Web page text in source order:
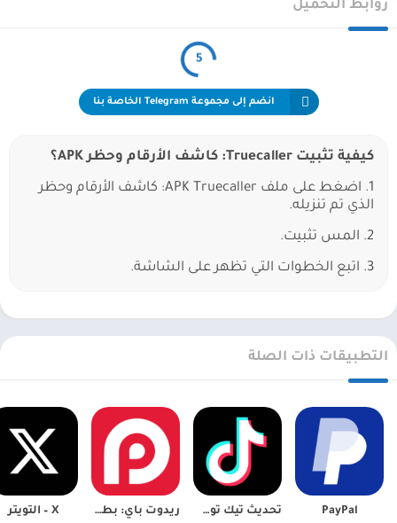
روابط التحميل
5
انضم إلى مجموعة Telegram الخاصة بنا
كيفية تثبيت Truecaller: كاشف الأرقام وحظر APK؟
1. اضغط على ملف APK Truecaller: كاشف الأرقام وحظر
الذي تم تنزيله.
2. المس تثبيت.
3. اتبع الخطوات التي تظهر على الشاشة.
التطبيقات ذات الصلة
PayPal تحديث تيك توك – TikTok ريدوت باي: بطاقة كريبتو والدفع X – التويتر